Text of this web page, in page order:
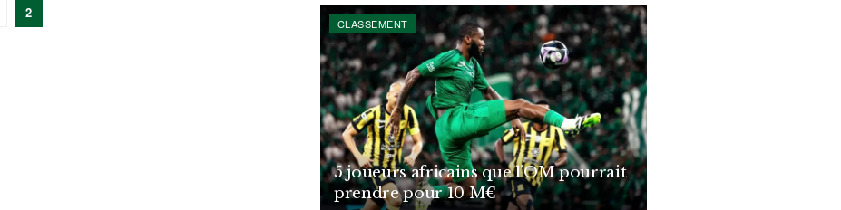
2
CLASSEMENT
5 joueurs africains que l’OM pourrait
prendre pour 10 M€